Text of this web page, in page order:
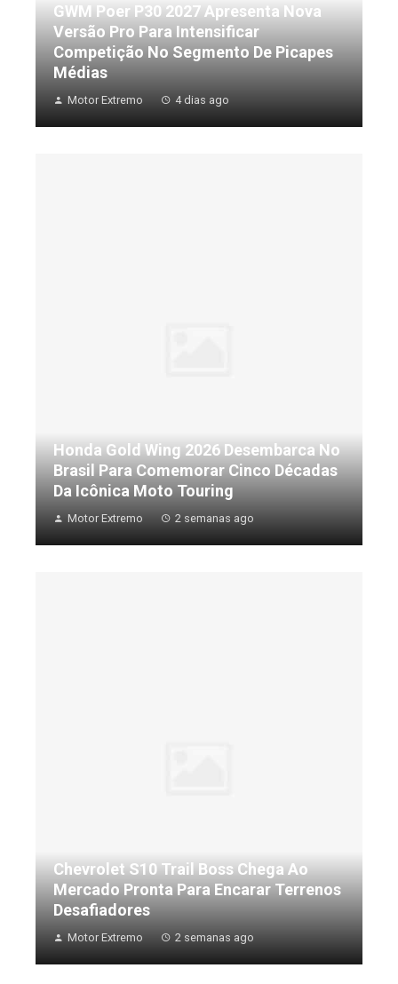
GWM Poer P30 2027 Apresenta Nova
Versão Pro Para Intensificar
Competição No Segmento De Picapes
Médias
Motor Extremo 4 dias ago
Honda Gold Wing 2026 Desembarca No
Brasil Para Comemorar Cinco Décadas
Da Icônica Moto Touring
Motor Extremo 2 semanas ago
Chevrolet S10 Trail Boss Chega Ao
Mercado Pronta Para Encarar Terrenos
Desafiadores
Motor Extremo 2 semanas ago